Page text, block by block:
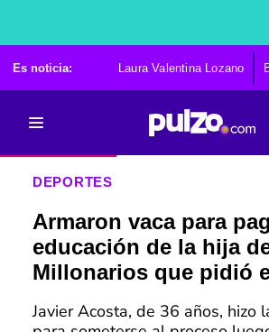
Es noticia: Laura Valentina Lozano
DEPORTES
Armaron vaca para
educación de la hija
Millonarios que pidió
Javier Acosta, de 36 años, hizo